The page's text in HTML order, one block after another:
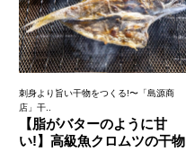
刺身より旨い干物をつくる!〜「島源商
店」干..
【脂がバターのように甘
い!】高級魚クロムツの干物